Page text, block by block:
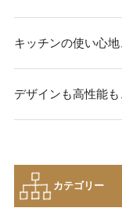
キッチンの使い心
デザインも高性能も
カテゴリー